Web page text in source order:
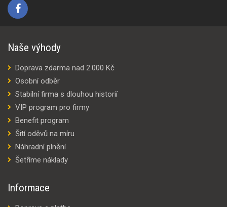
Naše výhody
Doprava zdarma nad 2.000 Kč
Osobní odběr
Stabilní firma s dlouhou historií
VIP program pro firmy
Benefit program
Šití oděvů na míru
Náhradní plnění
Šetříme náklady
Informace